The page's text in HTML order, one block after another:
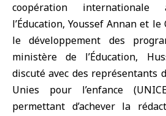
coopération
l’Éducation, Youssef Annan et
le développement des
ministère de l’Éducation,
discuté avec des représentants
Unies pour l’enfance
permettant d’achever la